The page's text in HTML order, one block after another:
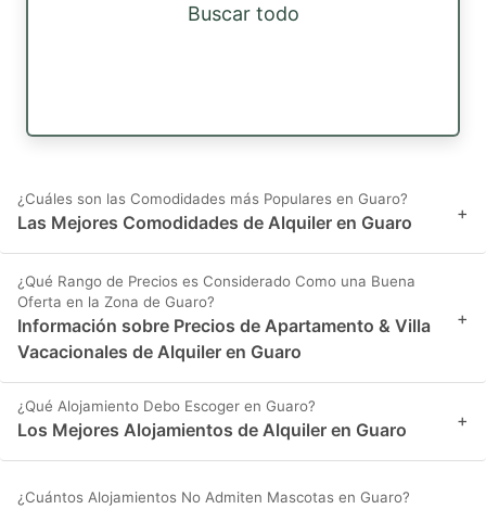
Buscar todo
¿Cuáles son las Comodidades más Populares en Guaro?
Las Mejores Comodidades de Alquiler en Guaro +
¿Qué Rango de Precios es Considerado Como una Buena
Oferta en la Zona de Guaro?
Información sobre Precios de Apartamento & Villa
Vacacionales de Alquiler en Guaro
+
¿Qué Alojamiento Debo Escoger en Guaro?
Los Mejores Alojamientos de Alquiler en Guaro +
¿Cuántos Alojamientos No Admiten Mascotas en Guaro?